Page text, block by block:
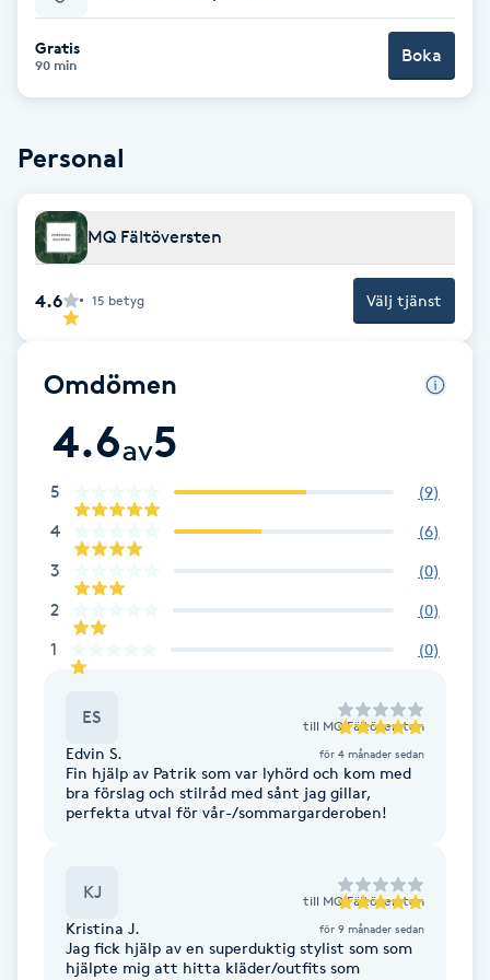
Babylights
Balayage
Bambumassage
Barber
BIAB
Brynformning
Brynfärgning
Brynplockning
Bröllopsuppsättning
Celluliter
Color correction
Gratis
90 min Boka
Personal
MQ Fältöversten
4.6 15 betyg Välj tjänst
Omdömen
4.6av5
5 (9)
4 (6)
3 (0)
2 (0)
1 (0)
ES till MQ Fältöversten
Edvin S. för 4 månader sedan
Fin hjälp av Patrik som var lyhörd och kom med
bra förslag och stilråd med sånt jag gillar,
perfekta utval för vår-/sommargarderoben!
KJ till MQ Fältöversten
Kristina J. för 9 månader sedan
Jag fick hjälp av en superduktig stylist som som
hjälpte mig att hitta kläder/outfits som